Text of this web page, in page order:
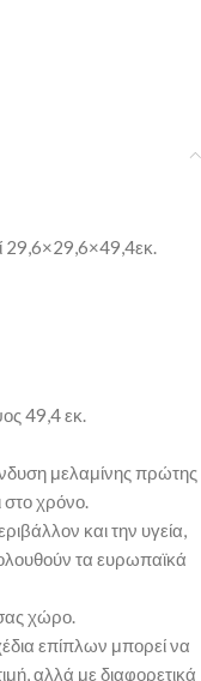
29,6×29,6×49,4εκ.
49,4 εκ.
μελαμίνης πρώτης
χρόνο.
και την υγεία,
τα ευρωπαϊκά
σας χώρο.
επίπλων μπορεί να
αλλά με διαφορετικά